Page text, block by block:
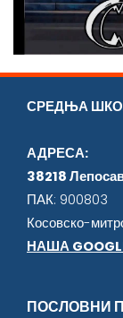
СРЕДЊА
АДРЕСА:
38218
ПАК: 900803
Косовско-
НАША
ПОСЛОВНИ